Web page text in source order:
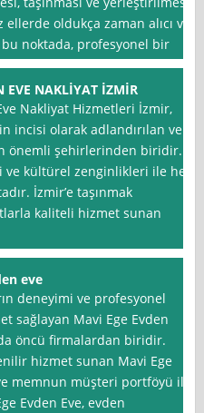
oldukça zaman alıcı ve
noktada, profesyonel bir
EVE NAKLİYAT İZMİR
Nakliyat Hizmetleri İzmir,
incisi olarak adlandırılan ve
önemli şehirlerinden biridir.
kültürel zenginlikleri ile her
İzmir’e taşınmak
kaliteli hizmet sunan
eve
deneyimi ve profesyonel
sağlayan Mavi Ege Evden
öncü firmalardan biridir.
hizmet sunan Mavi Ege
memnun müşteri portföyü ile
Evden Eve, evden